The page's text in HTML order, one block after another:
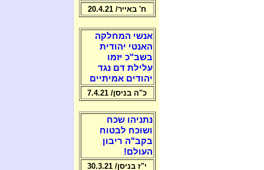
ח' באייר/ 20.4.21
אנשי המחלקה
האנטי יהודית
בשב"כ יזמו
עלילת דם נגד
יהודים אמיתיים
כ"ה בניסן/ 7.4.21
נתניהו שכח
ושוכח לבטוח
בקב"ה ריבון
העולם!
י"ז בניסן/ 30.3.21